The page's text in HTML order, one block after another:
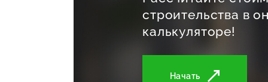
строительства в
калькуляторе!
Начать